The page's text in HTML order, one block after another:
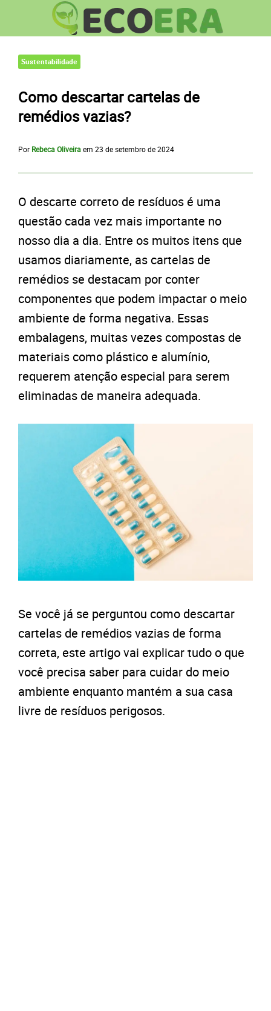
Sustentabilidade
Como descartar cartelas de
remédios vazias?
Por Rebeca Oliveiraem 23 de setembro de 2024
O descarte correto de resíduos é uma
questão cada vez mais importante no
nosso dia a dia. Entre os muitos itens que
usamos diariamente, as cartelas de
remédios se destacam por conter
componentes que podem impactar o meio
ambiente de forma negativa. Essas
embalagens, muitas vezes compostas de
materiais como plástico e alumínio,
requerem atenção especial para serem
eliminadas de maneira adequada.
Se você já se perguntou como descartar
cartelas de remédios vazias de forma
correta, este artigo vai explicar tudo o que
você precisa saber para cuidar do meio
ambiente enquanto mantém a sua casa
livre de resíduos perigosos.